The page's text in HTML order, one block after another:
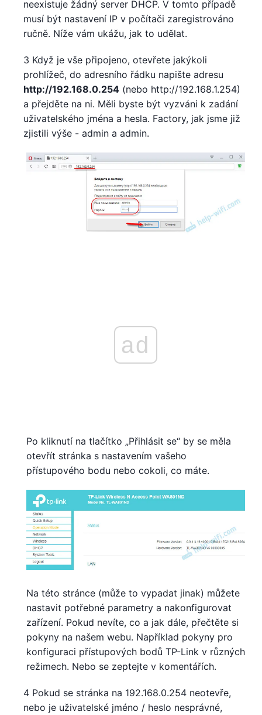
neexistuje žádný server DHCP. V tomto případě
musí být nastavení IP v počítači zaregistrováno
ručně. Níže vám ukážu, jak to udělat.
3 Když je vše připojeno, otevřete jakýkoli
prohlížeč, do adresního řádku napište adresu
http://192.168.0.254 (nebo http://192.168.1.254)
a přejděte na ni. Měli byste být vyzváni k zadání
uživatelského jména a hesla. Factory, jak jsme již
zjistili výše - admin a admin.
ad
Po kliknutí na tlačítko „Přihlásit se“ by se měla
otevřít stránka s nastavením vašeho
přístupového bodu nebo cokoli, co máte.
Na této stránce (může to vypadat jinak) můžete
nastavit potřebné parametry a nakonfigurovat
zařízení. Pokud nevíte, co a jak dále, přečtěte si
pokyny na našem webu. Například pokyny pro
konfiguraci přístupových bodů TP-Link v různých
režimech. Nebo se zeptejte v komentářích.
4 Pokud se stránka na 192.168.0.254 neotevře,
nebo je uživatelské jméno / heslo nesprávné,